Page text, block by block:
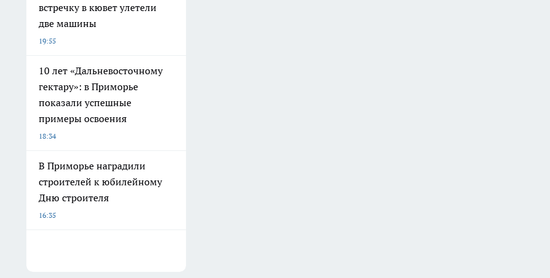
встречку в кювет улетели
две машины
19:55
10 лет «Дальневосточному
гектару»: в Приморье
показали успешные
примеры освоения
18:34
В Приморье наградили
строителей к юбилейному
Дню строителя
16:35